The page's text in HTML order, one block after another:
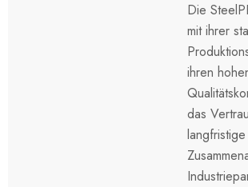
Die
mit ihrer
ihren
das
langfristige